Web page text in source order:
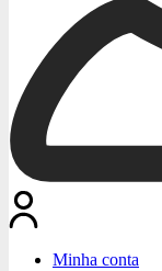
Minha conta